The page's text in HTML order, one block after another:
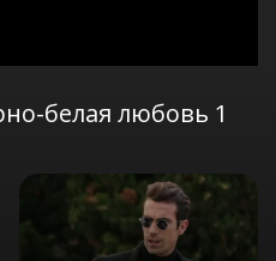
белая любовь 1